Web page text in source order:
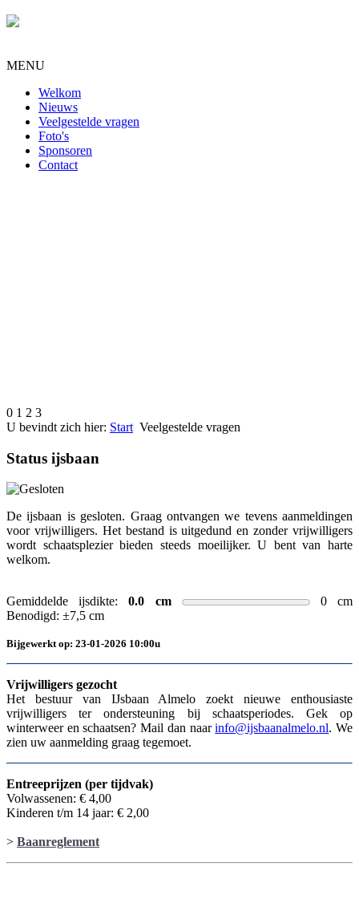
MENU
Welkom
Nieuws
Veelgestelde vragen
Foto's
Sponsoren
Contact
0 1 2 3
U bevindt zich hier: Start Veelgestelde vragen
Status ijsbaan
De ijsbaan is gesloten. Graag ontvangen we tevens aanmeldingen
voor vrijwilligers. Het bestand is uitgedund en zonder vrijwilligers
wordt schaatsplezier bieden steeds moeilijker. U bent van harte
welkom.
Gemiddelde ijsdikte:0.0 cm
0 cm
Benodigd: ±7,5 cm
Bijgewerkt op: 23-01-2026 10:00u
Vrijwilligers gezocht
Het bestuur van IJsbaan Almelo zoekt nieuwe enthousiaste
vrijwilligers ter ondersteuning bij schaatsperiodes. Gek op
winterweer en schaatsen? Mail dan naarinfo@ijsbaanalmelo.nl. We
zien uw aanmelding graag tegemoet.
Entreeprijzen (per tijdvak)
Volwassenen: € 4,00
Kinderen t/m 14 jaar: € 2,00
> Baanreglement